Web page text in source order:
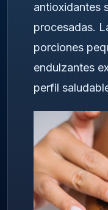
antioxidantes
procesadas.
porciones
endulzantes
perfil